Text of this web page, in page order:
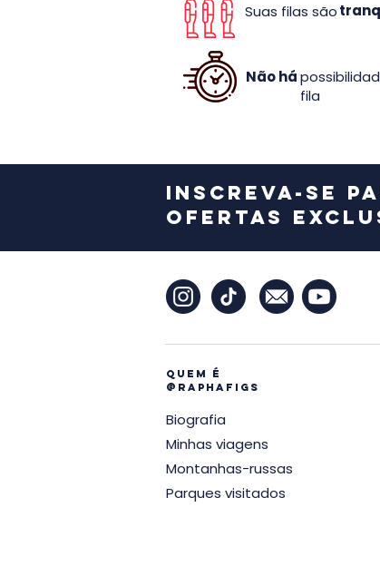
Suas filas são
fila
Não há
Inscreva-se
ofertas
Quem é
@raphafigs
Biografia
Minhas viagens
Montanhas-russas
Parques visitados